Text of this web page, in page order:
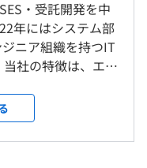
ロジェクトにおける
管理/会議でのファシ
ア歴18年ほか）
12年ほか）
・受託開発を中
年にはシステム部
ニア組織を持つIT
・受託開発の両軸
ニア一人ひとりの
んな技術を伸ばし